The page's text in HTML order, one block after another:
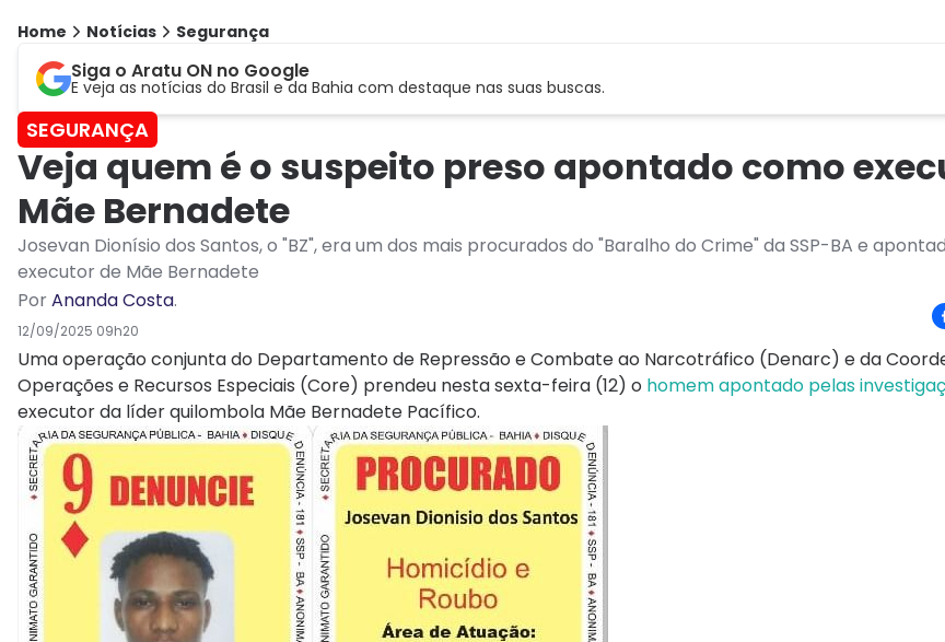
Home Notícias Segurança
Siga o Aratu ON no Google
E veja as notícias do Brasil e da Bahia com destaque nas suas buscas.
SEGURANÇA
Veja quem é o suspeito preso apontado como
Mãe Bernadete
Josevan Dionísio dos Santos, o "BZ", era um dos mais procurados do "Baralho do Crime" da SSP-BA e
executor de Mãe Bernadete
PorAnanda Costa.
12/09/2025 09h20
Uma operação conjunta do Departamento de Repressão e Combate ao Narcotráfico (Denarc) e da
Operações e Recursos Especiais (Core) prendeu nesta sexta-feira (12) o homem apontado pelas
executor da líder quilombola Mãe Bernadete Pacífico.